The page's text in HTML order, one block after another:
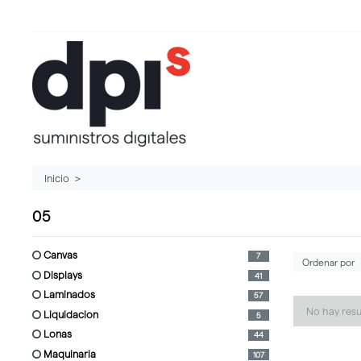
Inicio
05
canvas 7
displays 41
laminados 57
liquidacion 5
lonas 44
maquinaria 107
No hay